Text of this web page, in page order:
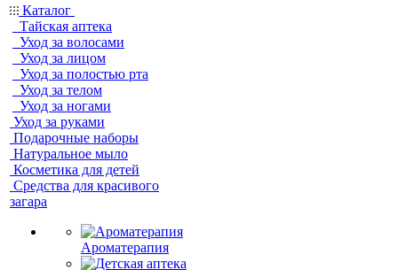
Каталог
Тайская аптека
Уход за волосами
Уход за лицом
Уход за полостью рта
Уход за телом
Уход за ногами
Уход за руками
Подарочные наборы
Натуральное мыло
Косметика для детей
Средства для красивого
загара
Ароматерапия